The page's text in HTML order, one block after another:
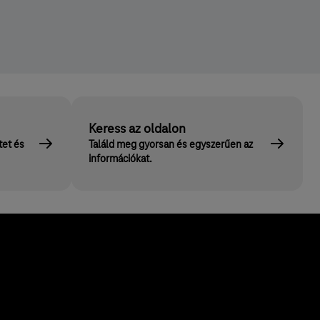
és
Keress az oldalon
Találd meg gyorsan és egyszerűen az
információkat.